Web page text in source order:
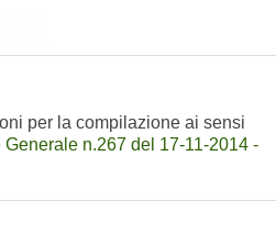
per la compilazione ai sensi
Generale n.267 del 17-11-2014 -